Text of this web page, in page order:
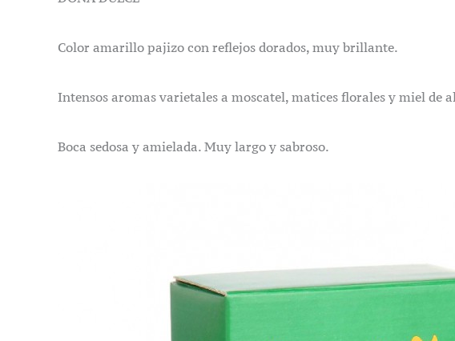
Color amarillo pajizo con reflejos dorados, muy brillante.
Intensos aromas varietales a moscatel, matices florales y miel de
Boca sedosa y amielada. Muy largo y sabroso.